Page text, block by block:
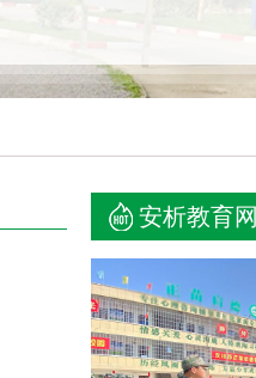
安析教育网